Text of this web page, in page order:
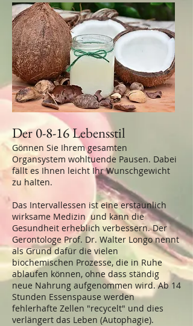
Der 0-8-16 Lebensstil
Gönnen Sie Ihrem gesamten
Organsystem wohltuende Pausen. Dabei
fällt es Ihnen leicht Ihr Wunschgewicht
zu halten.
Das Intervallessen ist eine erstaunlich
wirksame Medizin und kann die
Gesundheit erheblich verbessern. Der
Gerontologe Prof. Dr. Walter Longo nennt
als Grund dafür die vielen
biochemischen Prozesse, die in Ruhe
ablaufen können, ohne dass ständig
neue Nahrung aufgenommen wird. Ab 14
Stunden Essenspause werden
fehlerhafte Zellen "recycelt" und dies
verlängert das Leben (Autophagie).